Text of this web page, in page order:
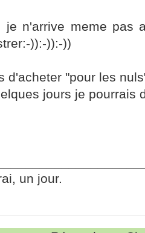
je n'arrive meme pas
)):-)):-))
d'acheter "pour les
jours je pourrais
un jour.